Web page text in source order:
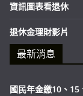
資訊圖表看退休
退休金理財影片
最新消息
國民年金繳10、